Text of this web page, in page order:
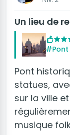
Un lieu de
#Pont
Pont
statues,
sur la ville
musique